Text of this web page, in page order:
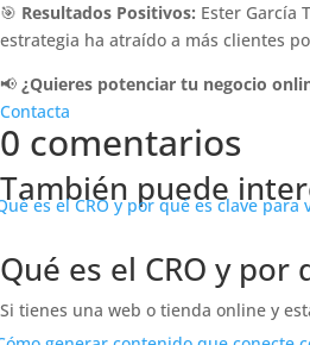
🎯 Resultados Positivos: Ester García
estrategia ha atraído a más clientes
📢 ¿Quieres potenciar tu negocio
Contacta
0 comentarios
También puede
Qué es el CRO y
Si tienes una web o tienda online y